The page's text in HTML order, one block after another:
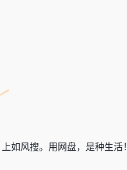
如风搜。用网盘，是种生活！